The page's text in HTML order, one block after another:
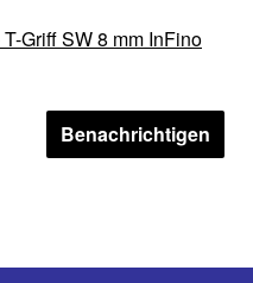
Griff SW 8 mm InFino
Benachrichtigen